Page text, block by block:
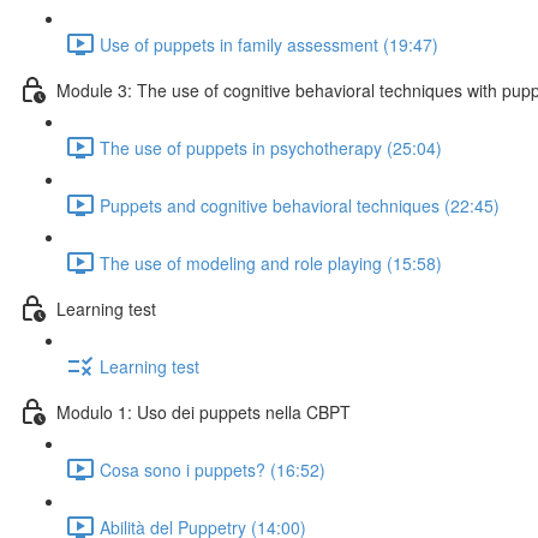
Use of puppets in family assessment (19:47)
Module 3: The use of cognitive behavioral techniques with
The use of puppets in psychotherapy (25:04)
Puppets and cognitive behavioral techniques (22:45)
The use of modeling and role playing (15:58)
Learning test
Learning test
Modulo 1: Uso dei puppets nella CBPT
Cosa sono i puppets? (16:52)
Abilità del Puppetry (14:00)